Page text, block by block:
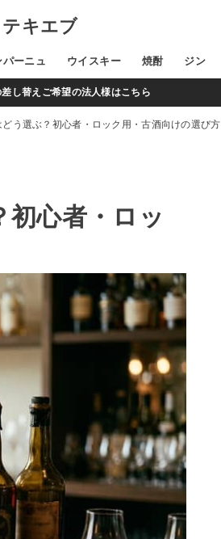
テキエブ
ーニュ ウイスキー 焼酎 ジン
し替えご希望の法人様はこちら
う選ぶ？初心者・ロック用・古酒向けの選び方
心者・ロッ